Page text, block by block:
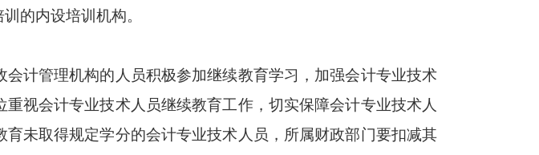
的内设培训机构。
管理机构的人员积极参加继续教育学习，加强会计专业技术
视会计专业技术人员继续教育工作，切实保障会计专业技术人
未取得规定学分的会计专业技术人员，所属财政部门要扣减其